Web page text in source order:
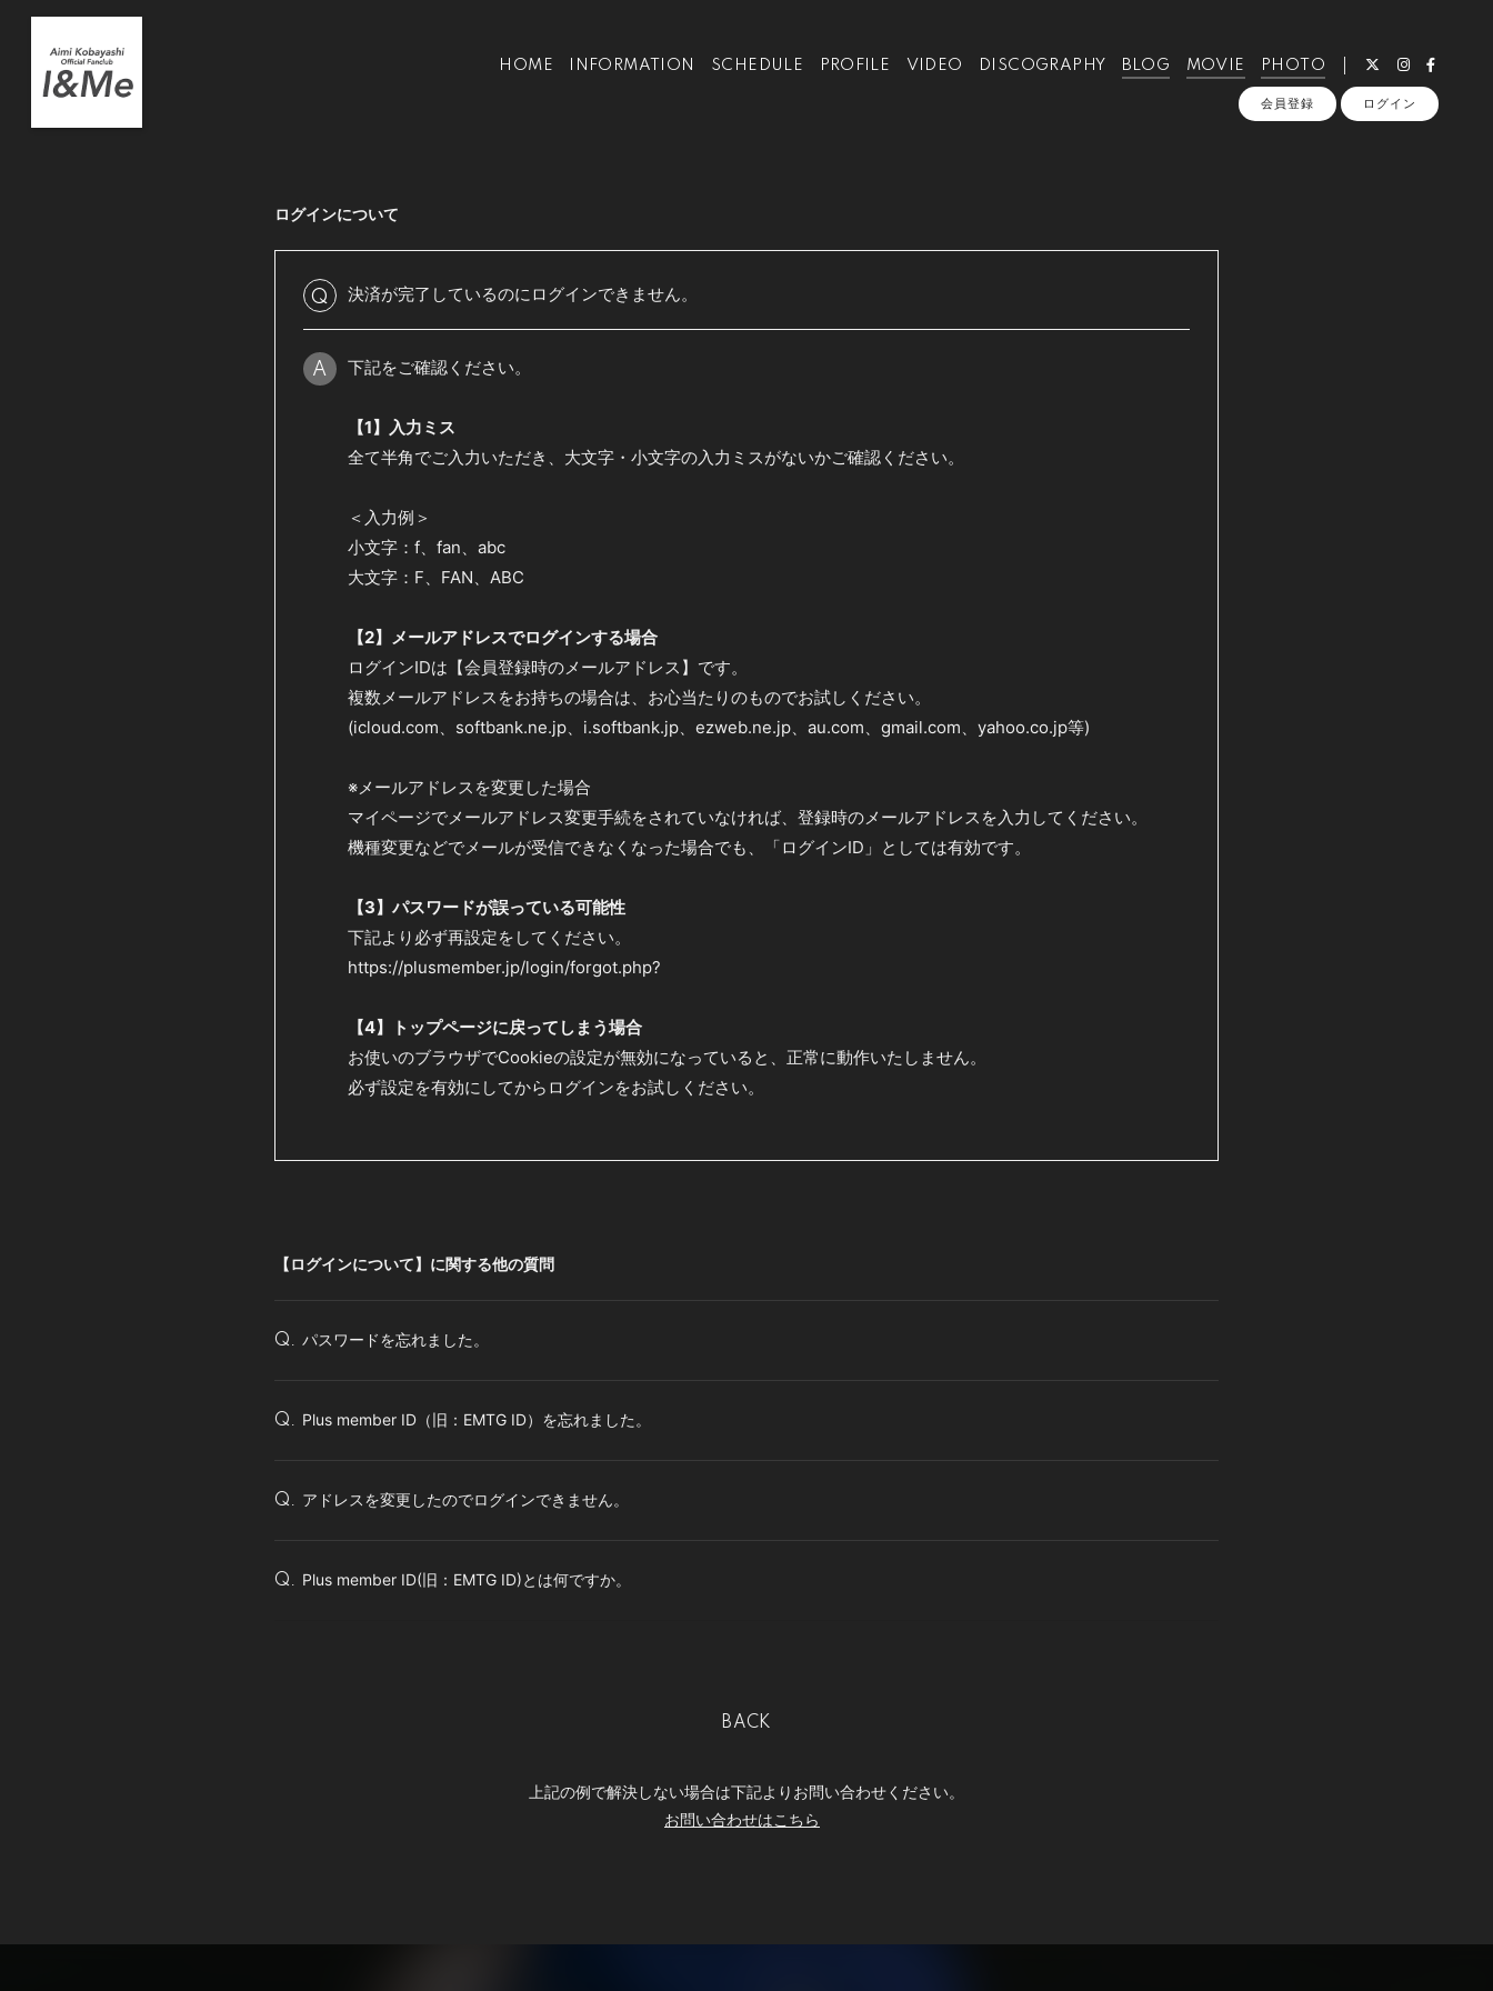
HOME INFORMATION SCHEDULE PROFILE VIDEO DISCOGRAPHY BLOG MOVIE PHOTO
会員登録 ログイン
ログインについて
Q 決済が完了しているのにログインできません。
A 下記をご確認ください。
【1】入力ミス
全て半角でご入力いただき、大文字・小文字の入力ミスがないかご確認ください。
＜入力例＞
小文字：f、fan、abc
大文字：F、FAN、ABC
【2】メールアドレスでログインする場合
ログインIDは【会員登録時のメールアドレス】です。
複数メールアドレスをお持ちの場合は、お心当たりのものでお試しください。
(icloud.com、softbank.ne.jp、i.softbank.jp、ezweb.ne.jp、au.com、gmail.com、yahoo.co.jp等)
※メールアドレスを変更した場合
マイページでメールアドレス変更手続をされていなければ、登録時のメールアドレスを入力してください。
機種変更などでメールが受信できなくなった場合でも、「ログインID」としては有効です。
【3】パスワードが誤っている可能性
下記より必ず再設定をしてください。
https://plusmember.jp/login/forgot.php?
【4】トップページに戻ってしまう場合
お使いのブラウザでCookieの設定が無効になっていると、正常に動作いたしません。
必ず設定を有効にしてからログインをお試しください。
【ログインについて】に関する他の質問
Q. パスワードを忘れました。
Q. Plus member ID（旧：EMTG ID）を忘れました。
Q. アドレスを変更したのでログインできません。
Q. Plus member ID(旧：EMTG ID)とは何ですか。
BACK
上記の例で解決しない場合は下記よりお問い合わせください。
お問い合わせはこちら